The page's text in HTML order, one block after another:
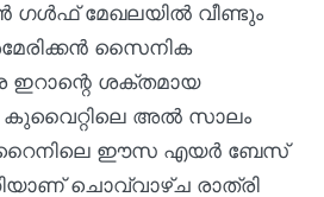
ഗൾഫ് മേഖലയിൽ വീണ്ടും
സൈനിക
ഇറാന്റെ ശക്തമായ
അൽ സാലം
ഈസ എയർ ബേസ്
ചൊവ്വാഴ്ച രാത്രി